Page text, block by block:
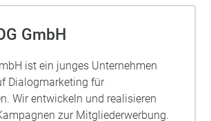
GmbH
ist ein junges Unternehmen
Dialogmarketing für
Wir entwickeln und realisieren
zur Mitgliederwerbung.